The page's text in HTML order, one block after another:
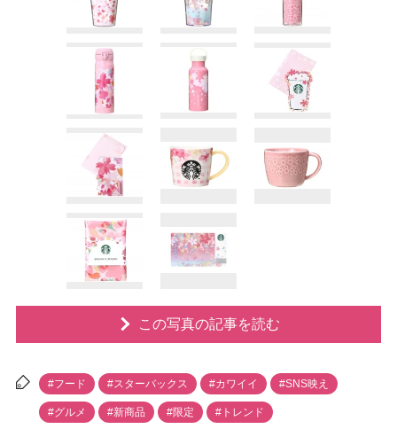
この写真の記事を読む
#フード #スターバックス #カワイイ #SNS映え
#グルメ #新商品 #限定 #トレンド